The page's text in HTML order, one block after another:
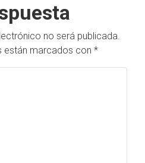
no será publicada.
están marcados con *